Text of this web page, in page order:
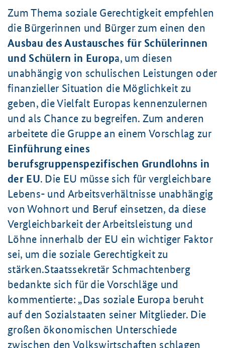
Zum Thema soziale Gerechtigkeit empfehlen
die Bürgerinnen und Bürger zum einen den
Ausbau des Austausches für Schülerinnen
und Schülern in Europa, um diesen
unabhängig von schulischen Leistungen oder
finanzieller Situation die Möglichkeit zu
geben, die Vielfalt Europas kennenzulernen
und als Chance zu begreifen. Zum anderen
arbeitete die Gruppe an einem Vorschlag zur
Einführung eines
berufsgruppenspezifischen Grundlohns in
der EU. Die EU müsse sich für vergleichbare
Lebens- und Arbeitsverhältnisse unabhängig
von Wohnort und Beruf einsetzen, da diese
Vergleichbarkeit der Arbeitsleistung und
Löhne innerhalb der EU ein wichtiger Faktor
sei, um die soziale Gerechtigkeit zu
stärken.Staatssekretär Schmachtenberg
bedankte sich für die Vorschläge und
kommentierte:
Das soziale Europa beruht
auf den Sozialstaaten seiner Mitglieder. Die
großen ökonomischen Unterschiede
zwischen den Volkswirtschaften schlagen